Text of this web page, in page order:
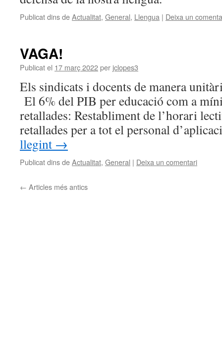
Publicat dins deActualitat, General, Llengua | Deixa un
VAGA!
Publicat el 17 març 2022per jclopes3
Els sindicats i docents de manera
El 6% del PIB per educació com a
retallades: Restabliment de l’horari
retallades per a tot el personal
llegint →
Publicat dins deActualitat, General | Deixa un comentari
← Articles més antics